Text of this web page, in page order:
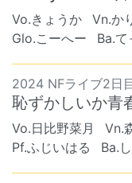
Vo.きょうか Vn.か
Glo.こーへー
Ba.て
2024 NFライブ2日
恥ずかしいか青
Vo.日比野菜月 Vn.
Pf.ふじいはる
Ba.